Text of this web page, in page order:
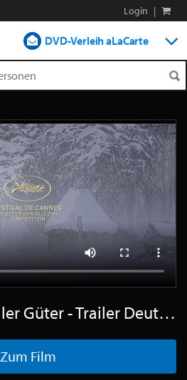
Login |
DVD-Verleih aLaCarte
Shop
Blog
Das kostbarste aller Güter - Trailer Deutsch SD
Zum Film